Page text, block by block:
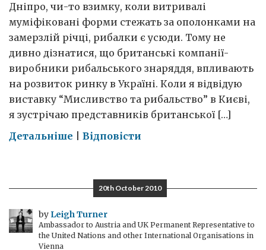
Дніпро, чи-то взимку, коли витривалі
муміфіковані форми стежать за ополонками на
замерзлій річці, рибалки є усюди. Тому не
дивно дізнатися, що британські компанії-
виробники рибальського знаряддя, впливають
на розвиток ринку в Україні. Коли я відвідую
виставку “Мисливство та рибальство” в Києві,
я зустрічаю представників британської […]
Детальніше on
Києві
Відповісти
20th October 2010
by Leigh Turner
Ambassador to Austria and UK Permanent Representative to
the United Nations and other International Organisations in
Vienna